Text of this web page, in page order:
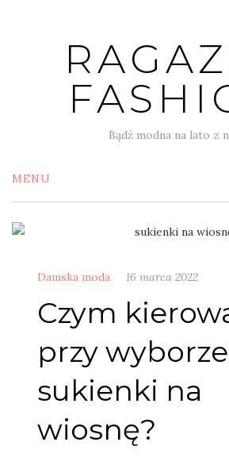
Bądź modna na lato z
MENU
Damska moda 16 marca 2022
Czym
przy wyborze
sukienki na
wiosnę?